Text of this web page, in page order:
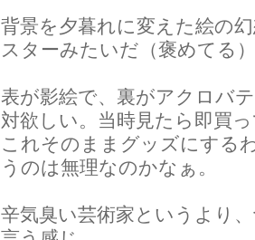
背景を夕暮れに変えた絵の
スターみたいだ（褒めてる
表が影絵で、裏がアクロバ
対欲しい。当時見たら即買
これそのままグッズにする
うのは無理なのかなぁ。
辛気臭い芸術家というより